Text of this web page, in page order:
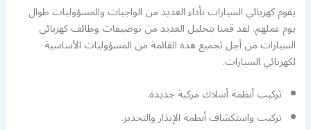
يقوم كهربائي السيارات بأداء العديد من الواجبات والمسؤوليات طوال
يوم عملهم. لقد قمنا بتحليل العديد من توصيفات وظائف كهربائي
السيارات من أجل تجميع هذه القائمة من المسؤوليات الأساسية
لكهربائي السيارات.
تركيب أنظمة أسلاك مركبة جديدة.
تركيب واستكشاف أنظمة الإنذار والتحذير.